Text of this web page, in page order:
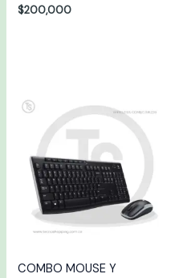
$200,000
COMBO MOUSE Y